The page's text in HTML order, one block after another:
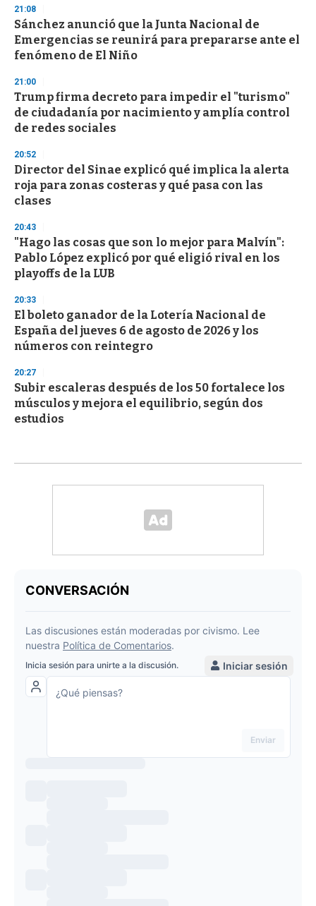
d
s
21:08
Sánchez anunció que la Junta Nacional de
Emergencias se reunirá para prepararse ante el
fenómeno de El Niño
21:00
Trump firma decreto para impedir el "turismo"
de ciudadanía por nacimiento y amplía control
de redes sociales
20:52
Director del Sinae explicó qué implica la alerta
roja para zonas costeras y qué pasa con las
clases
20:43
"Hago las cosas que son lo mejor para Malvín":
Pablo López explicó por qué eligió rival en los
playoffs de la LUB
20:33
El boleto ganador de la Lotería Nacional de
España del jueves 6 de agosto de 2026 y los
números con reintegro
20:27
Subir escaleras después de los 50 fortalece los
músculos y mejora el equilibrio, según dos
estudios